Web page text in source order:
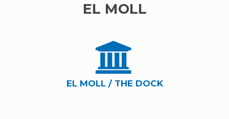
EL MOLL
EL MOLL / THE DOCK